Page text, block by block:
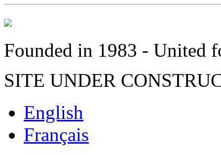
Founded in 1983 - United
SITE UNDER
English
Français